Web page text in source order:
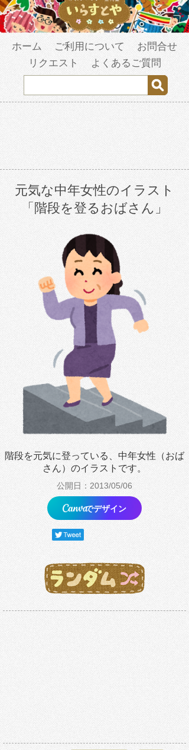
ホーム ご利用について
お問合せ
リクエスト
よくあるご質問
元気な中年女性のイラスト
「階段を登るおばさん」
階段を元気に登っている、中年女性（おば
さん）のイラストです。
公開日：2013/05/06
でデザイン